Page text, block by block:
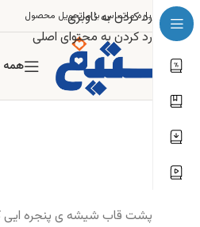
رد کردن به ناوبری
رد کردن به محتوای اصلی
درباره ماتماس با ماتحویل محصول
همه
پشت قاب شیشه ی پنجره ایی